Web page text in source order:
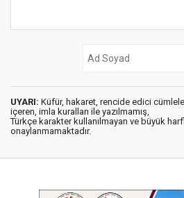
UYARI: Küfür, hakaret, rencide edici
içeren, imla kuralları ile yazılmamış,
Türkçe karakter kullanılmayan ve büyük
onaylanmamaktadır.